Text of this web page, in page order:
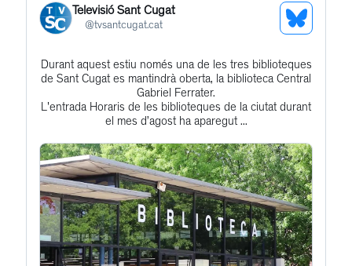
Televisió Sant Cugat
@tvsantcugat.cat
See
Profile
Get
to
this
post
Durant aquest estiu només una de les tres biblioteques
de Sant Cugat es mantindrà oberta, la biblioteca Central
Gabriel Ferrater.
L'entrada Horaris de les biblioteques de la ciutat durant
el mes d’agost ha aparegut ...